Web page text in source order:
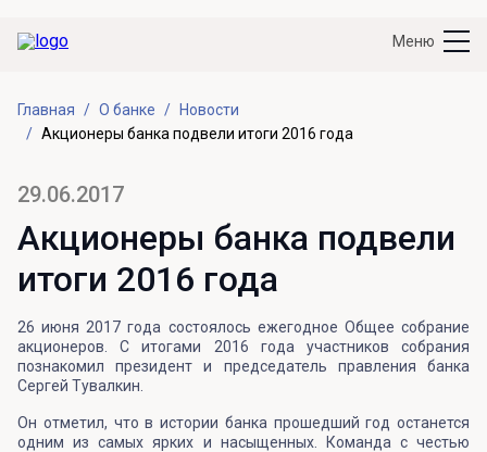
Меню
Главная О банке
Новости
Акционеры банка подвели итоги 2016 года
29.06.2017
Акционеры банка подвели
итоги 2016 года
26 июня 2017 года состоялось ежегодное Общее собрание
акционеров. С итогами 2016 года участников собрания
познакомил президент и председатель правления банка
Сергей Тувалкин.
Он отметил, что в истории банка прошедший год останется
одним из самых ярких и насыщенных. Команда с честью